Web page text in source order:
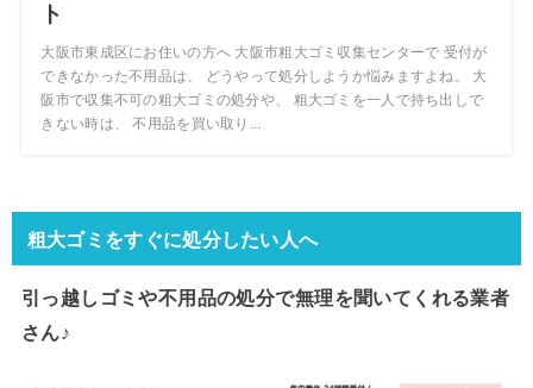
ト
大阪市東成区にお住いの方へ 大阪市粗大ゴミ収集センターで 受付が
できなかった不用品は、 どうやって処分しようか悩みますよね。 大
阪市で収集不可の粗大ゴミの処分や、 粗大ゴミを一人で持ち出しで
きない時は、 不用品を買い取り...
粗大ゴミをすぐに処分したい人へ
引っ越しゴミや不用品の処分で無理を聞いてくれる業者
さん♪